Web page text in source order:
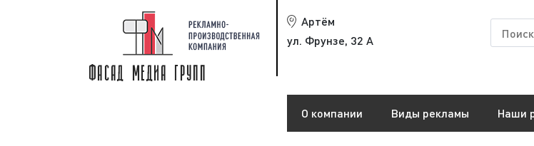
Артём
ул. Фрунзе, 32 А
О компании Виды рекламы Наши